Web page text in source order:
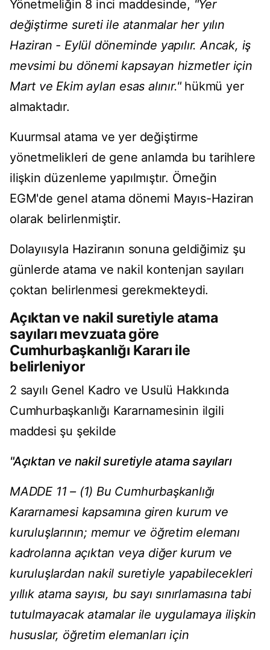
Yönetmeliğin 8 inci maddesinde, "Yer
değiştirme sureti ile atanmalar her yılın
Haziran - Eylül döneminde yapılır. Ancak, iş
mevsimi bu dönemi kapsayan hizmetler için
Mart ve Ekim ayları esas alınır." hükmü yer
almaktadır.
Kuurmsal atama ve yer değiştirme
yönetmelikleri de gene anlamda bu tarihlere
ilişkin düzenleme yapılmıştır. Örneğin
EGM'de genel atama dönemi Mayıs-Haziran
olarak belirlenmiştir.
Dolayıısyla Haziranın sonuna geldiğimiz şu
günlerde atama ve nakil kontenjan sayıları
çoktan belirlenmesi gerekmekteydi.
Açıktan ve nakil suretiyle atama
sayıları mevzuata göre
Cumhurbaşkanlığı Kararı ile
belirleniyor
2 sayılı Genel Kadro ve Usulü Hakkında
Cumhurbaşkanlığı Kararnamesinin ilgili
maddesi şu şekilde
"Açıktan ve nakil suretiyle atama sayıları
MADDE 11 – (1) Bu Cumhurbaşkanlığı
Kararnamesi kapsamına giren kurum ve
kuruluşlarının; memur ve öğretim elemanı
kadrolarına açıktan veya diğer kurum ve
kuruluşlardan nakil suretiyle yapabilecekleri
yıllık atama sayısı, bu sayı sınırlamasına tabi
tutulmayacak atamalar ile uygulamaya ilişkin
hususlar, öğretim elemanları için